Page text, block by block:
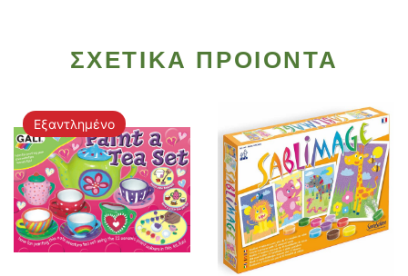
ΣΧΕΤΙΚΑ ΠΡΟΙΟΝΤΑ
Εξαντλημένο